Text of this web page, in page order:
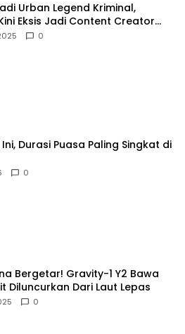
Urban Legend Kriminal,
Eksis Jadi Content Creator
0
Durasi Puasa Paling Singkat di
0
Bergetar! Gravity-1 Y2 Bawa
Diluncurkan Dari Laut Lepas
0